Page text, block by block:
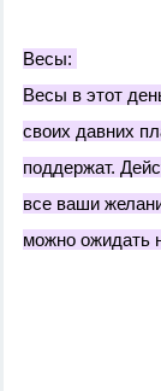
Весы:
Весы в этот
своих давних
поддержат.
все ваши
можно ожидать